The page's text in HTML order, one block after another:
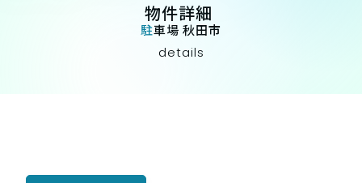
物件詳細
駐車場 秋田市
details